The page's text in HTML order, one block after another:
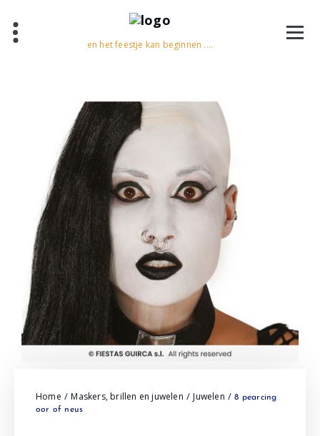
en het feestje kan beginnen ....
Home / Maskers, brillen en juwelen / Juwelen / 8 pearcing
oor of neus